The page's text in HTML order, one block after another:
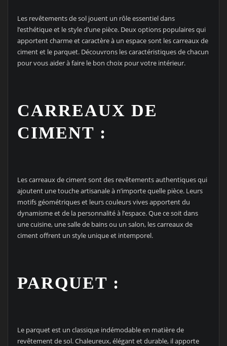
Les revêtements de sol jouent un rôle essentiel dans
l’esthétique et le style d’une pièce. Deux options populaires qui
apportent charme et caractère à un espace sont les carreaux de
ciment et le parquet. Découvrons les caractéristiques de chacun
pour vous aider à faire le bon choix pour votre intérieur.
CARREAUX DE
CIMENT :
Les carreaux de ciment sont des revêtements authentiques qui
ajoutent une touche artisanale à n’importe quelle pièce. Leurs
motifs géométriques et leurs couleurs vives apportent du
dynamisme et de la personnalité à l’espace. Que ce soit dans
une cuisine, une salle de bains ou un salon, les carreaux de
ciment offrent un style unique et intemporel.
PARQUET :
Le parquet est un classique indémodable en matière de
revêtement de sol. Chaleureux, élégant et durable, il apporte